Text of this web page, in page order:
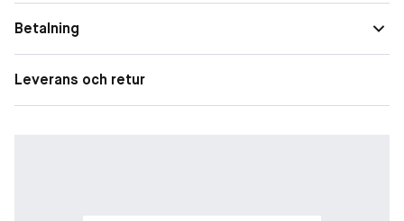
Betalning
Leverans och retur